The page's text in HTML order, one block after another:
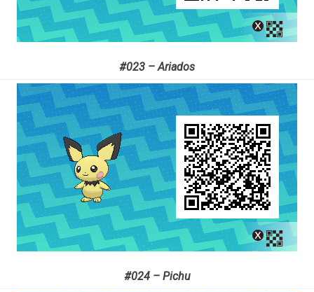
#023 – Ariados
#024 – Pichu